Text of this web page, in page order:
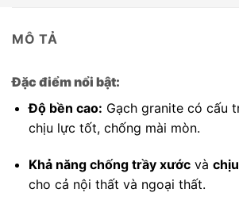
MÔ TẢ
Đặc điểm nổi bật:
Độ bền cao: Gạch granite có cấu
chịu lực tốt, chống mài mòn.
Khả năng chống trầy xướcvà
cho cả nội thất và ngoại thất.